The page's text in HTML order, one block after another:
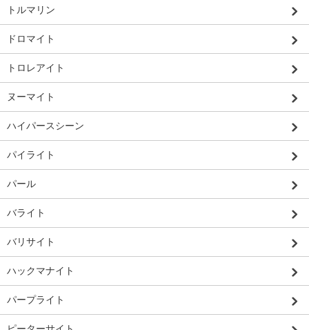
トルマリン
ドロマイト
トロレアイト
ヌーマイト
ハイパースシーン
パイライト
パール
バライト
バリサイト
ハックマナイト
パープライト